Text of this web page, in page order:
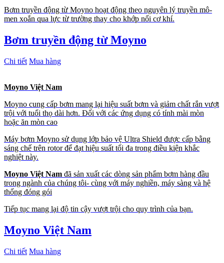
Bơm truyền động từ Moyno hoạt động theo nguyên lý truyền mô-
men xoắn qua lực từ trường thay cho khớp nối cơ khí.
Bơm truyền động từ Moyno
Chi tiết Mua hàng
Moyno Việt Nam
Moyno cung cấp bơm mang lại hiệu suất bơm và giảm chất rắn vượt
trội với tuổi thọ dài hơn. Đối với các ứng dụng có tính mài mòn
hoặc ăn mòn cao
Máy bơm Moyno sử dụng lớp bảo vệ Ultra Shield được cấp bằng
sáng chế trên rotor để đạt hiệu suất tối đa trong điều kiện khắc
nghiệt này.
Moyno Việt Nam đã sản xuất các dòng sản phẩm bơm hàng đầu
trong ngành của chúng tôi- cùng với máy nghiền, máy sàng và hệ
thống đóng gói
Tiếp tục mang lại độ tin cậy vượt trội cho quy trình của bạn.
Moyno Việt Nam
Chi tiết Mua hàng